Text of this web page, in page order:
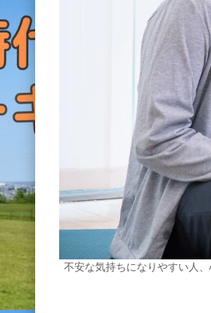
不安な気持ちになりやすい人